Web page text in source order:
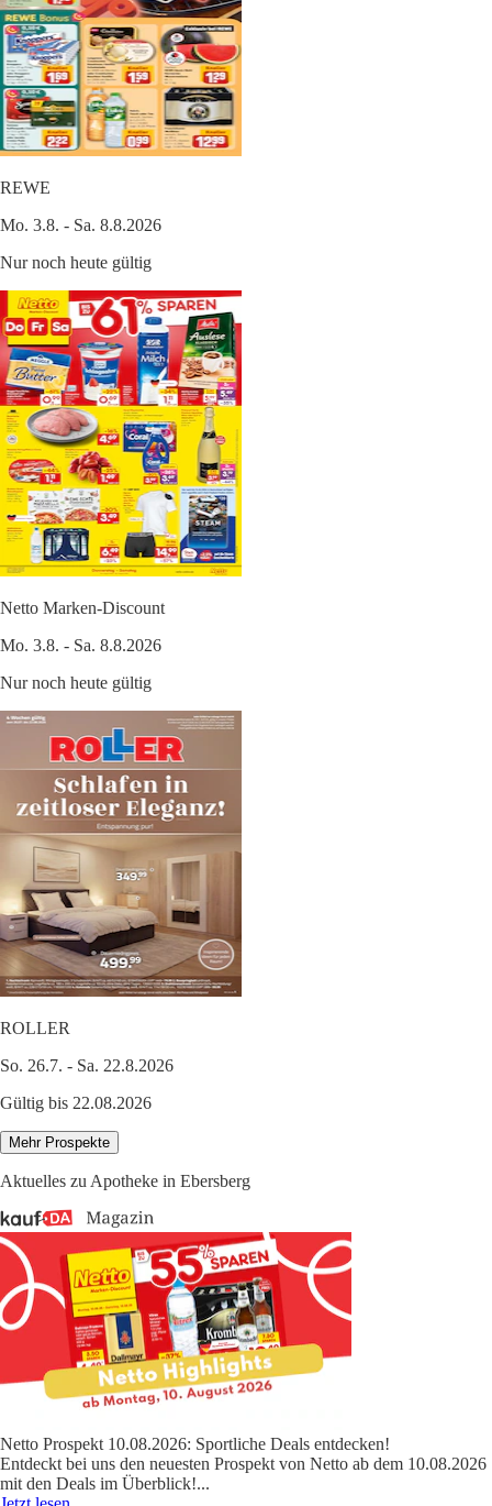
REWE
Mo. 3.8. - Sa. 8.8.2026
Nur noch heute gültig
Netto Marken-Discount
Mo. 3.8. - Sa. 8.8.2026
Nur noch heute gültig
ROLLER
So. 26.7. - Sa. 22.8.2026
Gültig bis 22.08.2026
Mehr Prospekte
Aktuelles zu Apotheke in Ebersberg
Netto Prospekt 10.08.2026: Sportliche Deals entdecken!
Entdeckt bei uns den neuesten Prospekt von Netto ab dem 10.08.2026
mit den Deals im Überblick!...